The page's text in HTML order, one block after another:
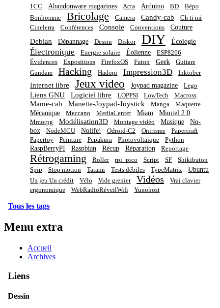
1CC Abandonware magazines Acta Arduino BD
Bépo
Bonhomme
Bricolage Camera Candy-cab
Ch ti mi
Cinelerra
Conférences Console Conventions Couture
Debian Dépannage Dessin Diskor DIY Écologie
Électronique Energie solaire Éolienne
ESP8266
Évidences
Expositions FirefoxOS Futon Geek
Guitare
Gundam
Hacking Hadopi Impression3D Inktober
Internet libre Jeux video Joypad magazine Lego
Liens GNU Logiciel libre LOPPSI LowTech Macross
Mame-cab Manette-Joypad-Joystick Manga Maquette
Mécanique Meccano MediaCenter Miam Minitel 2.0
Mmorpg Modélisation3D Montage vidéo Musique
No-
box
NodeMCU Nolife! Odroid-C2 Onirisme
Papercraft
Papertoy
Peinture Pepakura Photovoltaïque Python
RaspBerryPI Raspbian Récup Réparation Reportage
Rétrogaming Roller rpi_pico Script SF
Shikibuton
Spip
Stop motion Tatami Tests débiles TypeMatrix Ubuntu
Un jeu Un crédit Vélo Vide grenier Vidéos
Vrai clavier
ergonomique
WebRadioRéveilWifi Yunohost
Tous les tags
Menu extra
Accueil
Archives
Liens
Dessin